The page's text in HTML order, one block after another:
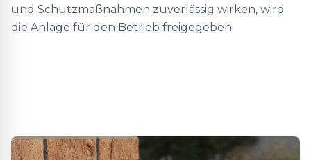
und Schutzmaßnahmen zuverlässig wirken, wird
die Anlage für den Betrieb freigegeben.